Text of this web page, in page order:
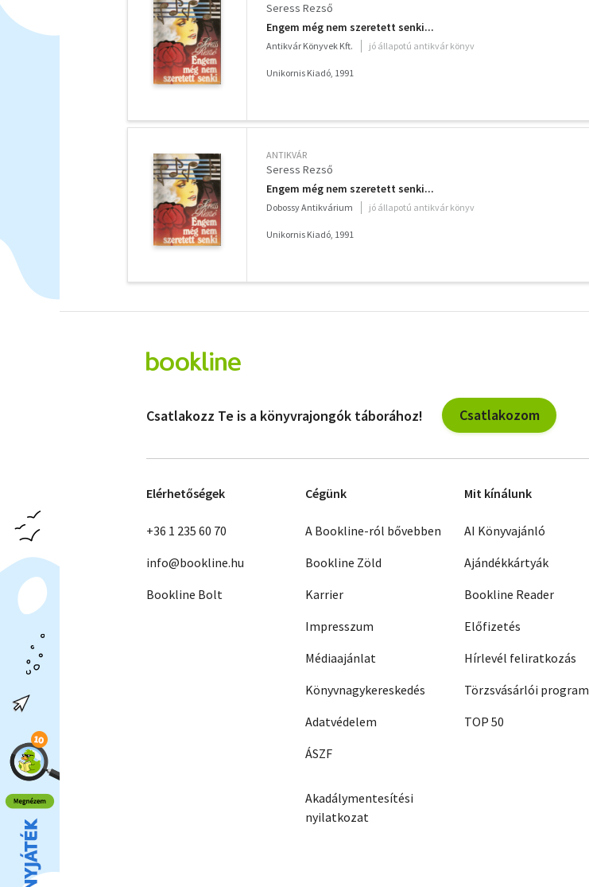
Seress Rezső
Engem még nem szeretett senki...
Antikvár Könyvek Kft. jó állapotú antikvár könyv
Unikornis Kiadó, 1991
ANTIKVÁR
Seress Rezső
Engem még nem szeretett senki...
Dobossy Antikvárium jó állapotú antikvár könyv
Unikornis Kiadó, 1991
szűrők
Csatlakozz Te is a könyvrajongók táborához! Csatlakozom
Elérhetőségek
+36 1 235 60 70
info@bookline.hu
Bookline Bolt
Cégünk
A Bookline-ról bővebben
Bookline Zöld
Karrier
Impresszum
Médiaajánlat
Könyvnagykereskedés
Adatvédelem
ÁSZF
Akadálymentesítési
nyilatkozat
Mit kínálunk
AI Könyvajánló
Ajándékkártyák
Bookline Reader
Előfizetés
Hírlevél feliratkozás
Törzsvásárlói program
TOP 50